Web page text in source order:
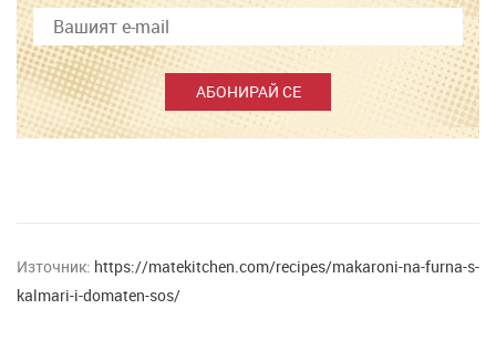
АБОНИРАЙ СЕ
Източник: https://matekitchen.com/recipes/makaroni-na-furna-s-
kalmari-i-domaten-sos/